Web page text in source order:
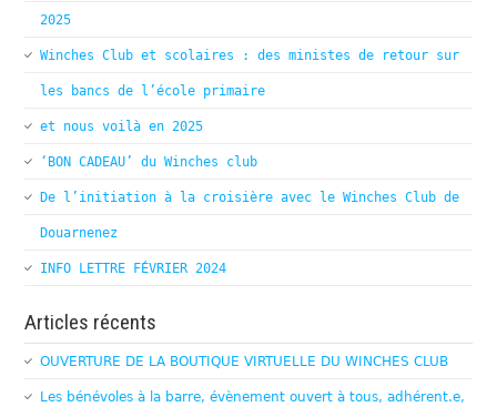
2025
Winches Club et scolaires : des ministes de retour sur
les bancs de l’école primaire
et nous voilà en 2025
‘BON CADEAU’ du Winches club
De l’initiation à la croisière avec le Winches Club de
Douarnenez
INFO LETTRE FÉVRIER 2024
Articles récents
OUVERTURE DE LA BOUTIQUE VIRTUELLE DU WINCHES CLUB
Les bénévoles à la barre, évènement ouvert à tous, adhérent.e,